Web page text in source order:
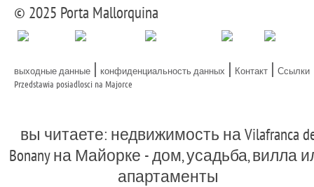
© 2025 Porta Mallorquina
выходные данные | конфиденциальность данных | Контакт | Ссылки
Przedstawia posiadlosci na Majorce
вы читаете: недвижимость на Vilafranca
Bonany на Майорке - дом, усадьба, вилла
апартаменты